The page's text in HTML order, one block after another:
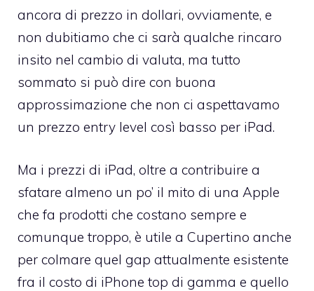
ancora di prezzo in dollari, ovviamente, e
non dubitiamo che ci sarà qualche rincaro
insito nel cambio di valuta, ma tutto
sommato si può dire con buona
approssimazione che non ci aspettavamo
un prezzo entry level così basso per iPad.
Ma i prezzi di iPad, oltre a contribuire a
sfatare almeno un po’ il mito di una Apple
che fa prodotti che costano sempre e
comunque troppo, è utile a Cupertino anche
per colmare quel gap attualmente esistente
fra il costo di iPhone top di gamma e quello